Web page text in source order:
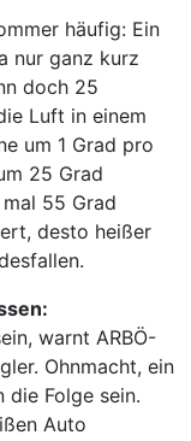
häufig: Ein
nur ganz kurz
doch 25
Luft in einem
um 1 Grad pro
25 Grad
55 Grad
desto heißer
warnt ARBÖ-
Ohnmacht, ein
die Folge sein.
Auto